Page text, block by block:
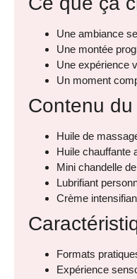
Une ambiance
Une montée
Une expérience
Un moment
Contenu
Huile de
Huile chauffante
Mini chandelle
Lubrifiant
Crème
Formats
Expérience